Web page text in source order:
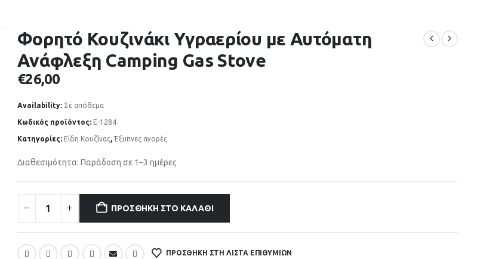
Φορητό Κουζινάκι Υγραερίου με Αυτόματη
Ανάφλεξη Camping Gas Stove
€26,00
Availability: Σε απόθεμα
Κωδικός προϊόντος: E-1284
Κατηγορίες: Είδη Κουζίνας, Έξυπνες αγορές
Διαθεσιμότητα: Παράδοση σε 1–3 ημέρες
ΠΡΟΣΘΉΚΗ ΣΤΟ ΚΑΛΆΘΙ
ΠΡΟΣΘΉΚΗ ΣΤΗ ΛΊΣΤΑ ΕΠΙΘΥΜΙΏΝ